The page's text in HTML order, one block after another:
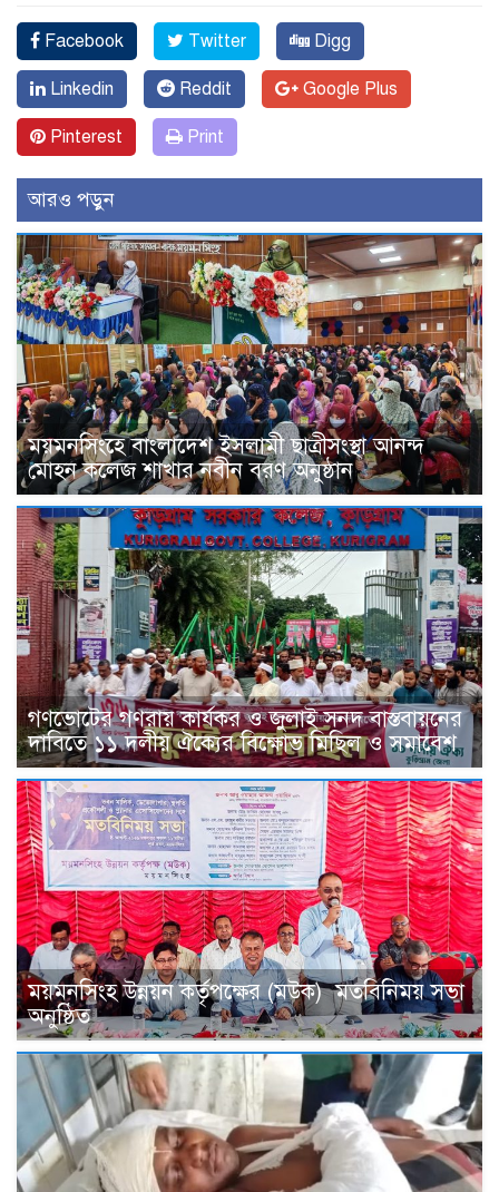
Facebook Twitter Digg
Linkedin Reddit Google Plus
Pinterest Print
আরও পড়ুন
ময়মনসিংহে বাংলাদেশ ইসলামী ছাত্রীসংস্থা আনন্দ
মোহন কলেজ শাখার নবীন বরণ অনুষ্ঠান
গণভোটের গণরায় কার্যকর ও জুলাই সনদ বাস্তবায়নের
দাবিতে ১১ দলীয় ঐক্যের বিক্ষোভ মিছিল ও সমাবেশ
ময়মনসিংহ উন্নয়ন কর্তৃপক্ষের (মউক) মতবিনিময় সভা
অনুষ্ঠিত